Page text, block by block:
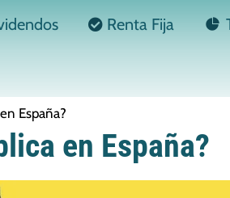
Renta Fija
España?
en España?